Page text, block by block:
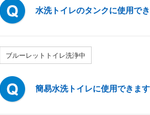
水洗トイレのタンクに使用で
ブルーレットトイレ洗浄中
簡易水洗トイレに使用できま